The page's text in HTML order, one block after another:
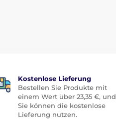
Kostenlose Lieferung
Bestellen Sie Produkte mit
einem Wert über 23,35 €, und
Sie können die kostenlose
Lieferung nutzen.